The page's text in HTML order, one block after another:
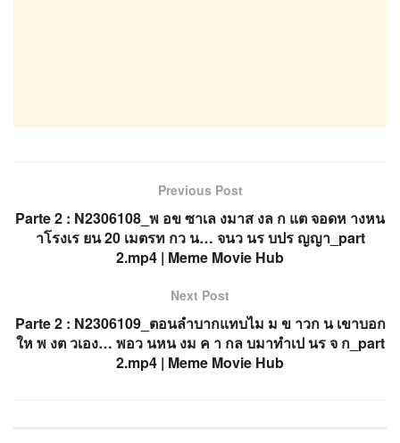
Previous Post
Parte 2 : N2306108_พ อข ซาเล งมาส งล ก แต จอดห างหน
าโรงเร ยน 20 เมตรท กว น… จนว นร บปร ญญา_part
2.mp4 | Meme Movie Hub
Next Post
Parte 2 : N2306109_ตอนลำบากแทบไม ม ข าวก น เขาบอก
ให พ งต วเอง… พอว นหน งม ค า กล บมาทำเป นร จ ก_part
2.mp4 | Meme Movie Hub